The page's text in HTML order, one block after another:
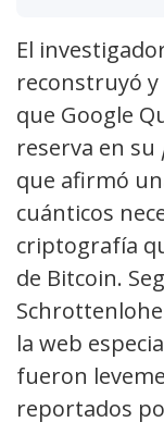
El
reconstruyó
que Google
reserva en su
que afirmó
cuánticos
criptografía
de Bitcoin.
la web
fueron
reportados